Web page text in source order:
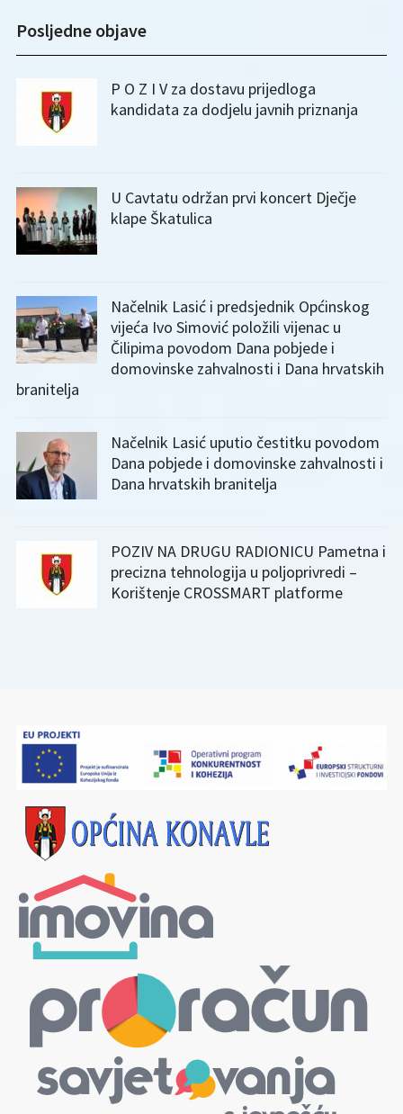
Posljedne objave
P O Z I V za dostavu prijedloga
kandidata za dodjelu javnih priznanja
U Cavtatu održan prvi koncert Dječje
klape Škatulica
Načelnik Lasić i predsjednik Općinskog
vijeća Ivo Simović položili vijenac u
Čilipima povodom Dana pobjede i
domovinske zahvalnosti i Dana hrvatskih
branitelja
Načelnik Lasić uputio čestitku povodom
Dana pobjede i domovinske zahvalnosti i
Dana hrvatskih branitelja
POZIV NA DRUGU RADIONICU Pametna i
precizna tehnologija u poljoprivredi –
Korištenje CROSSMART platforme